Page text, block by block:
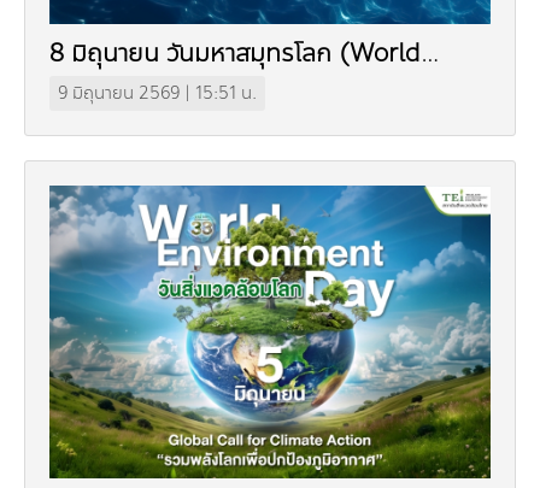
8 มิถุนายน วันมหาสมุทรโลก (World
Ocean Day)
9 มิถุนายน 2569 | 15:51 น.